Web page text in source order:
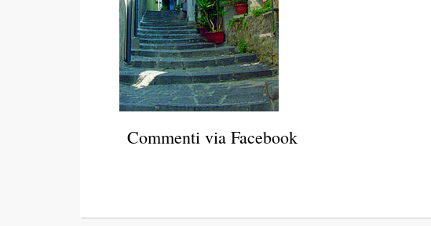
Commenti via Facebook